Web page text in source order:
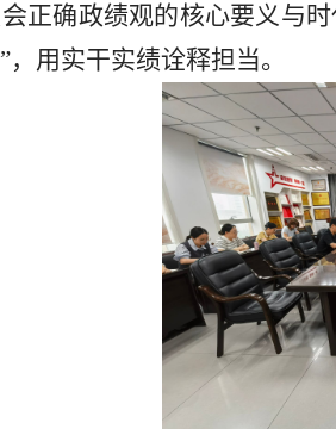
正确政绩观的核心要义与
”，用实干实绩诠释担当。